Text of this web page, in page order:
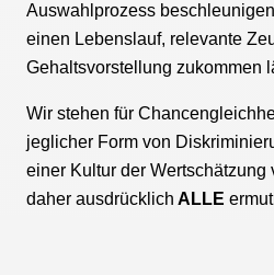
Auswahlprozess
einen Lebenslauf, relevante
Gehaltsvorstellung zukommen
Wir stehen für
jeglicher Form von
einer Kultur der Wertschätzung
daher ausdrücklich ALLE